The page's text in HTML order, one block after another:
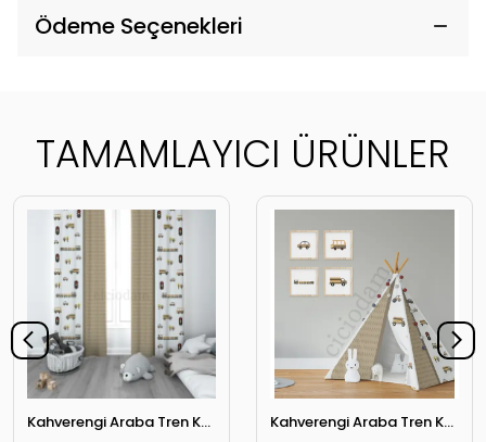
Ödeme Seçenekleri
TAMAMLAYICI ÜRÜNLER
Kahverengi Araba Tren Kamyon ve Araba Yol Çocuk Odası Perdesi 2 Kanat Kahverengi Araba Tren Kamyon ve Araba Yol Oyun Çadırı